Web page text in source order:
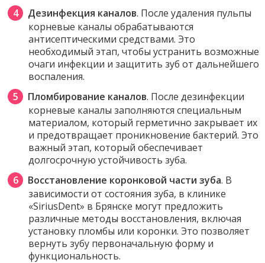
Дезинфекция каналов. После удаления пульпы
корневые каналы обрабатываются
антисептическими средствами. Это
необходимый этап, чтобы устранить возможные
очаги инфекции и защитить зуб от дальнейшего
воспаления.
Пломбирование каналов. После дезинфекции
корневые каналы заполняются специальным
материалом, который герметично закрывает их
и предотвращает проникновение бактерий. Это
важный этап, который обеспечивает
долгосрочную устойчивость зуба.
Восстановление коронковой части зуба. В
зависимости от состояния зуба, в клинике
«SiriusDent» в Брянске могут предложить
различные методы восстановления, включая
установку пломбы или коронки. Это позволяет
вернуть зубу первоначальную форму и
функциональность.